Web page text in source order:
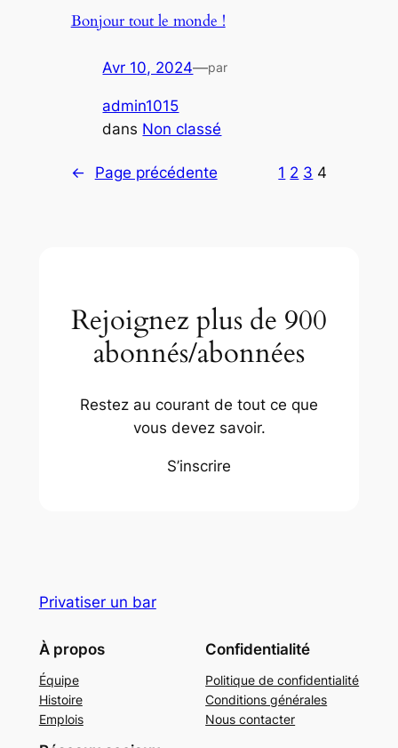
Bonjour tout le monde !
Avr 10, 2024—par
admin1015
dans Non classé
← Page précédente 1 2 3 4
Rejoignez plus de 900
abonnés/abonnées
Restez au courant de tout ce que
vous devez savoir.
S’inscrire
Privatiser un bar
À propos
Équipe
Histoire
Emplois
Confidentialité
Politique de confidentialité
Conditions générales
Nous contacter